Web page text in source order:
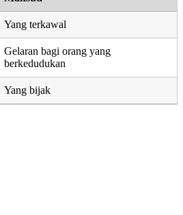
Yang terkawal
Gelaran bagi orang yang
berkedudukan
Yang bijak